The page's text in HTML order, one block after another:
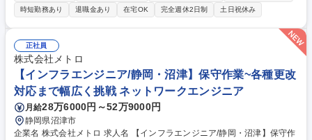
（2名程）のマネジメントもお任せします。 ■要員調達および契約業務
（業務委託、派遣、その他） ■リレーション構築 ■上記業務に関わる社内
ルールの立案、周知徹底 ■業務に関わるコンプライアンス対応、周知徹底
■部門管理業務 ※募集する要員は、主にシステムエンジニア、PMO、業務
コンサルタント等 募集職種 ≪東京/パートナー調達管理≫会計系コンサル
ティングファーム
時短勤務あり
退職金あり 在宅OK 完全週休2日制 土日祝休み
正社員
株式会社メトロ
【インフラエンジニア/静岡・沼津】保守作業~各種更改
対応まで幅広く挑戦 ネットワークエンジニア
月給28万6000円～52万9000円
静岡県沼津市
企業名 株式会社メトロ 求人名 【インフラエンジニア/静岡・沼津】保守作